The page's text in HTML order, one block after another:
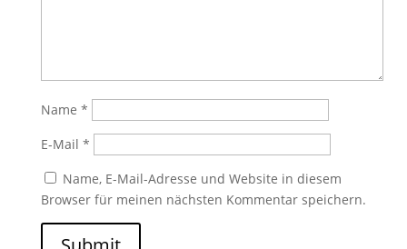
Name *
E-Mail *
Name, E-Mail-Adresse und Website in diesem
Browser für meinen nächsten Kommentar speichern.